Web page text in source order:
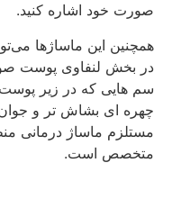
صورت خود اشاره کنید.
همچنین این ماساژها
در بخش لنفاوی پوست
سم هایی که در زیر پوست
چهره‌ ای بشاش تر و جوان‌ تر
مستلزم ماساژ درمانی
متخصص است.